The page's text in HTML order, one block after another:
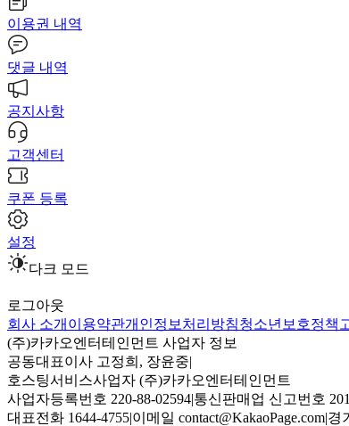
이용권 내역
댓글 내역
공지사항
고객센터
쿠폰 등록
설정
다크 모드
로그아웃
회사 소개 이용약관개인정보처리방침청소년보호정책
(주)카카오엔터테인먼트 사업자 정보
공동대표이사 고정희, 장윤중|
호스팅서비스사업자 (주)카카오엔터테인먼트
사업자등록번호 220-88-02594|통신판매업 신고번호
대표전화 1644-4755|이메일 contact@KakaoPage.com|경